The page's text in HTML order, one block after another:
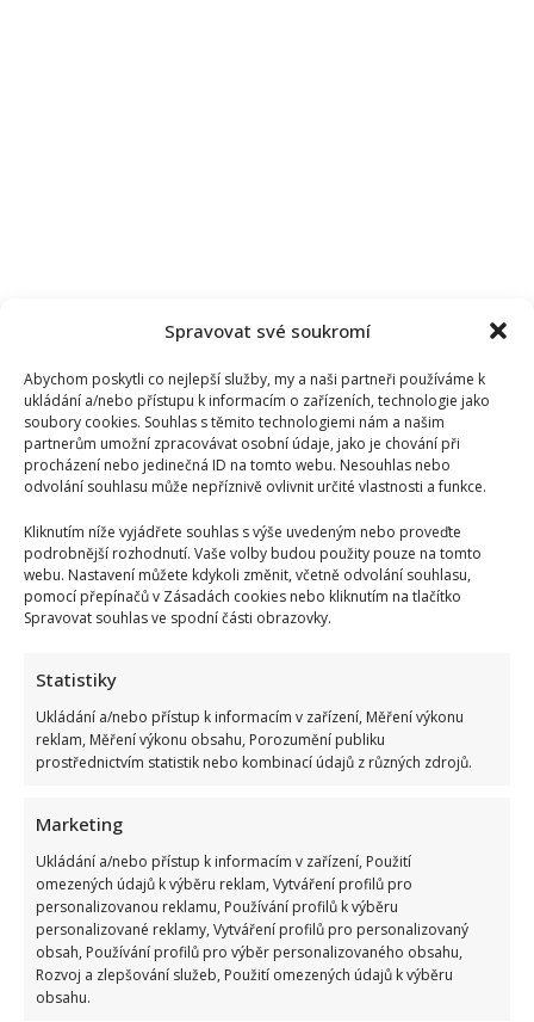
Spravovat své soukromí
Abychom poskytli co nejlepší služby, my a naši partneři používáme k
ukládání a/nebo přístupu k informacím o zařízeních, technologie jako
soubory cookies. Souhlas s těmito technologiemi nám a našim
partnerům umožní zpracovávat osobní údaje, jako je chování při
procházení nebo jedinečná ID na tomto webu. Nesouhlas nebo
odvolání souhlasu může nepříznivě ovlivnit určité vlastnosti a funkce.
Kliknutím níže vyjádřete souhlas s výše uvedeným nebo proveďte
podrobnější rozhodnutí. Vaše volby budou použity pouze na tomto
webu. Nastavení můžete kdykoli změnit, včetně odvolání souhlasu,
pomocí přepínačů v Zásadách cookies nebo kliknutím na tlačítko
Spravovat souhlas ve spodní části obrazovky.
Statistiky
Ukládání a/nebo přístup k informacím v zařízení, Měření výkonu
reklam, Měření výkonu obsahu, Porozumění publiku
prostřednictvím statistik nebo kombinací údajů z různých zdrojů.
Marketing
Ukládání a/nebo přístup k informacím v zařízení, Použití
omezených údajů k výběru reklam, Vytváření profilů pro
personalizovanou reklamu, Používání profilů k výběru
personalizované reklamy, Vytváření profilů pro personalizovaný
obsah, Používání profilů pro výběr personalizovaného obsahu,
Rozvoj a zlepšování služeb, Použití omezených údajů k výběru
obsahu.